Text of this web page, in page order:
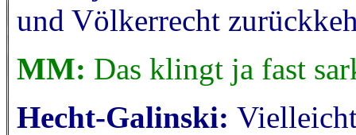
und Völkerrecht
MM: Das klingt ja fast
Hecht-Galinski: